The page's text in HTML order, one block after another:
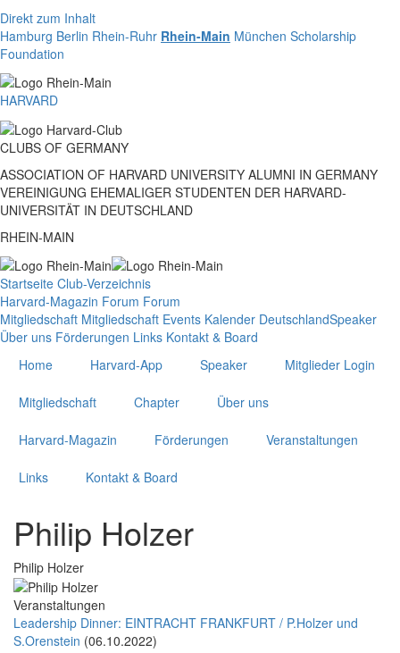
Direkt zum Inhalt
Hamburg Berlin Rhein-Ruhr Rhein-Main München Scholarship
Foundation
HARVARD
CLUBS OF GERMANY
ASSOCIATION OF HARVARD UNIVERSITY ALUMNI IN GERMANY
VEREINIGUNG EHEMALIGER STUDENTEN DER HARVARD-
UNIVERSITÄT IN DEUTSCHLAND
RHEIN-MAIN
Startseite Club-Verzeichnis
Harvard-Magazin Forum Forum
Mitgliedschaft Mitgliedschaft Events Kalender DeutschlandSpeaker
Über uns Förderungen Links Kontakt & Board
Home
Harvard-App Speaker Mitglieder Login
Mitgliedschaft Chapter Über uns
Harvard-Magazin Förderungen Veranstaltungen
Links Kontakt & Board
Philip Holzer
Philip Holzer
Veranstaltungen
Leadership Dinner: EINTRACHT FRANKFURT / P.Holzer und
S.Orenstein (06.10.2022)